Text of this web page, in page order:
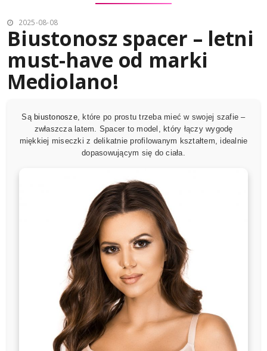
2025-08-08
Biustonosz spacer – letni
must-have od marki
Mediolano!
Są biustonosze, które po prostu trzeba mieć w swojej szafie –
zwłaszcza latem. Spacer to model, który łączy wygodę
miękkiej miseczki z delikatnie profilowanym kształtem, idealnie
dopasowującym się do ciała.